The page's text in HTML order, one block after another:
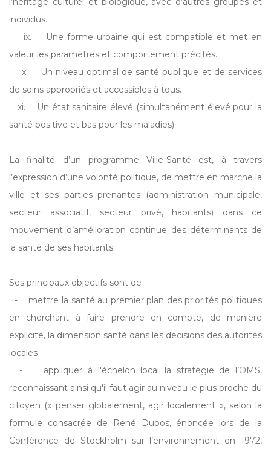
individus.
ix. Une forme urbaine qui est compatible et met en
valeur les paramètres et comportement précités.
x. Un niveau optimal de santé publique et de services
de soins appropriés et accessibles à tous.
xi. Un état sanitaire élevé (simultanément élevé pour la
santé positive et bas pour les maladies).
La finalité d’un programme Ville-Santé est, à travers
l’expression d’une volonté politique, de mettre en marche la
ville et ses parties prenantes (administration municipale,
secteur associatif, secteur privé, habitants) dans ce
mouvement d’amélioration continue des déterminants de
la santé de ses habitants.
Ses principaux objectifs sont de :
- mettre la santé au premier plan des priorités politiques
en cherchant à faire prendre en compte, de manière
explicite, la dimension santé dans les décisions des autorités
locales ;
- appliquer à l'échelon local la stratégie de l’OMS,
reconnaissant ainsi qu'il faut agir au niveau le plus proche du
citoyen (« penser globalement, agir localement », selon la
formule consacrée de René Dubos, énoncée lors de la
Conférence de Stockholm sur l’environnement en 1972,